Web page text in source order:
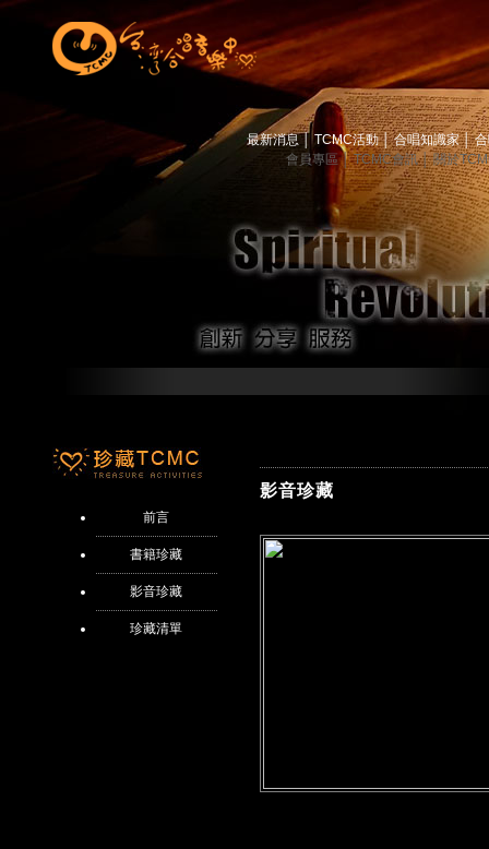
最新消息 TCMC活動│ 合唱知識家│
會員專區│ TCMC會訊│ 關於
前言
書籍珍藏
影音珍藏
珍藏清單
影音珍藏